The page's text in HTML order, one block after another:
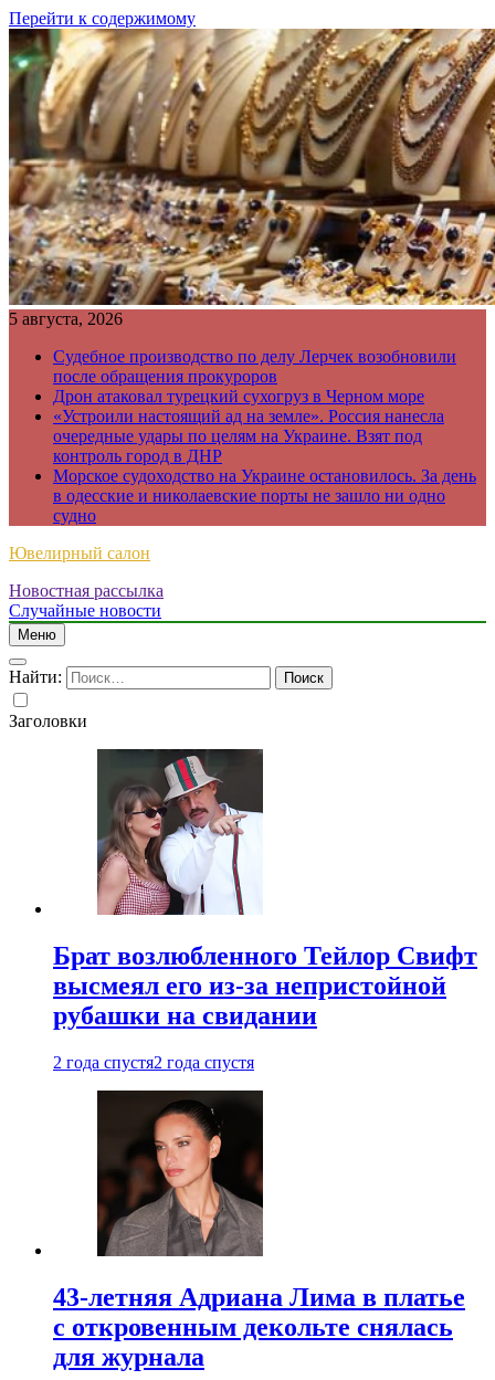
Перейти к содержимому
5 августа, 2026
Судебное производство по делу Лерчек возобновили
после обращения прокуроров
Дрон атаковал турецкий сухогруз в Черном море
«Устроили настоящий ад на земле». Россия нанесла
очередные удары по целям на Украине. Взят под
контроль город в ДНР
Морское судоходство на Украине остановилось. За день
в одесские и николаевские порты не зашло ни одно
судно
Ювелирный салон
Новостная рассылка
Случайные новости
Меню
Найти:
Заголовки
Брат возлюбленного Тейлор Свифт
высмеял его из-за непристойной
рубашки на свидании
2 года спустя2 года спустя
43-летняя Адриана Лима в платье
с откровенным декольте снялась
для журнала